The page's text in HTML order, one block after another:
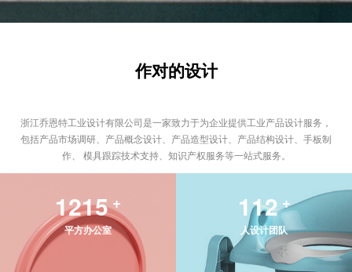
作对的设计
浙江乔恩特工业设计有限公司是一家致力于为企业提供工业产品设计服务，
包括产品市场调研、产品概念设计、产品造型设计、产品结构设计、手板制
作、 模具跟踪技术支持、知识产权服务等一站式服务。
1300 +
平方办公室
120 +
人设计团队